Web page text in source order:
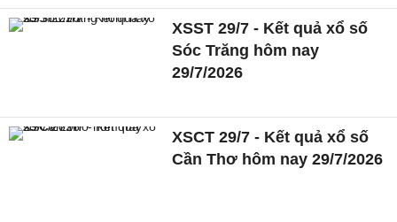
XSST 29/7 - Kết quả xổ số
Sóc Trăng hôm nay
29/7/2026
XSCT 29/7 - Kết quả xổ số
Cần Thơ hôm nay 29/7/2026